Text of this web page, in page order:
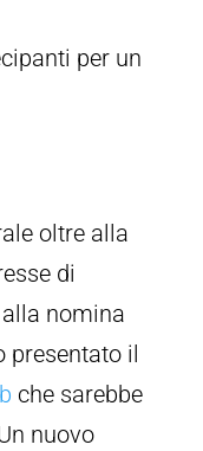
per un
oltre alla
di
nomina
presentato il
che sarebbe
nuovo